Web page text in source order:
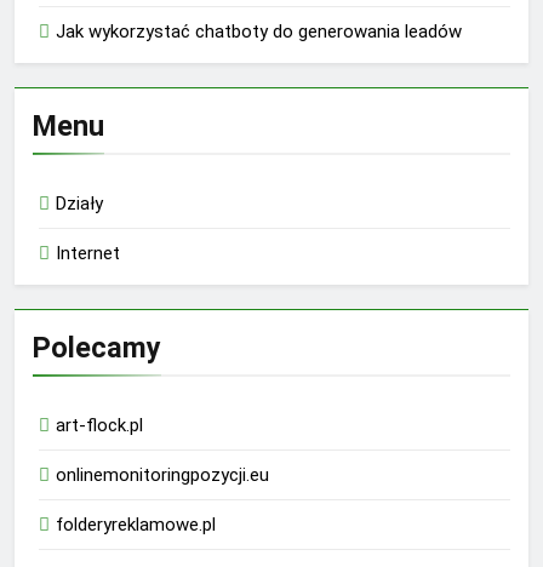
Jak wykorzystać chatboty do generowania leadów
Menu
Działy
Internet
Polecamy
art-flock.pl
onlinemonitoringpozycji.eu
folderyreklamowe.pl